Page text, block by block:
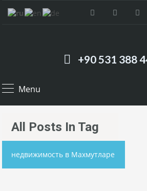
+90 531 388
Menu
All Posts In Tag
недвижимость в Махмутларе